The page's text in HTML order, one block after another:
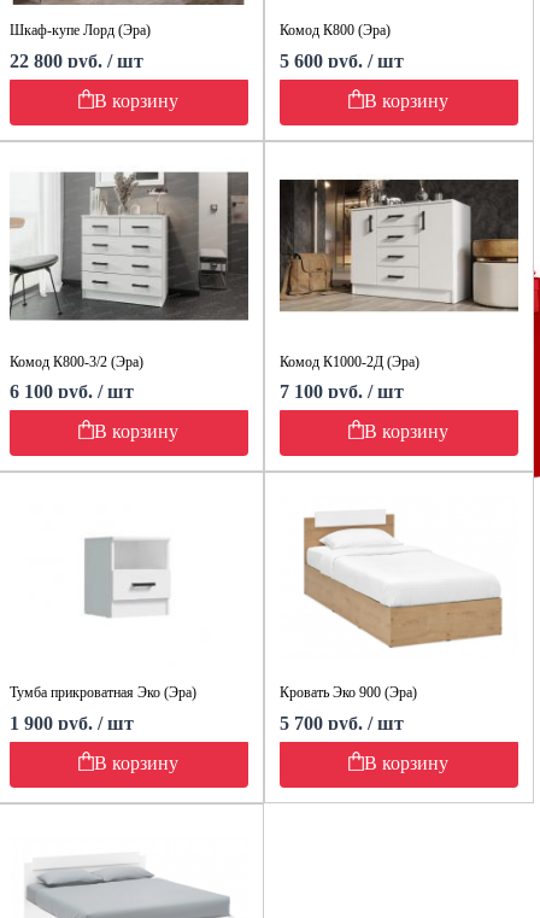
Шкаф-купе Лорд (Эра)
22 800 руб. / шт
В корзину
Комод К800 (Эра)
5 600 руб. / шт
В корзину
Комод К800-3/2 (Эра)
6 100 руб. / шт
В корзину
Комод К1000-2Д (Эра)
7 100 руб. / шт
В корзину
Тумба прикроватная Эко (Эра)
1 900 руб. / шт
В корзину
Кровать Эко 900 (Эра)
5 700 руб. / шт
В корзину